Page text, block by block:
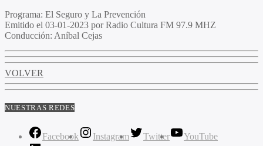
Programa: El Seguro y La Prevención
Emitido el 03-01-2023 por Radio Cultura FM 97.9 MHZ
Conducción: Aníbal Cejas
VOLVER
NUESTRAS REDES
Facebook Instagram Twitter
YouTube